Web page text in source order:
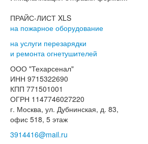
ПРАЙС-ЛИСТ XLS
на пожарное оборудование
на услуги перезарядки
и ремонта огнетушителей
ООО "Техарсенал"
ИНН 9715322690
КПП 771501001
ОГРН 1147746027220
г. Москва, ул. Дубнинская, д. 83,
офис 518, 5 этаж
3914416@mail.ru